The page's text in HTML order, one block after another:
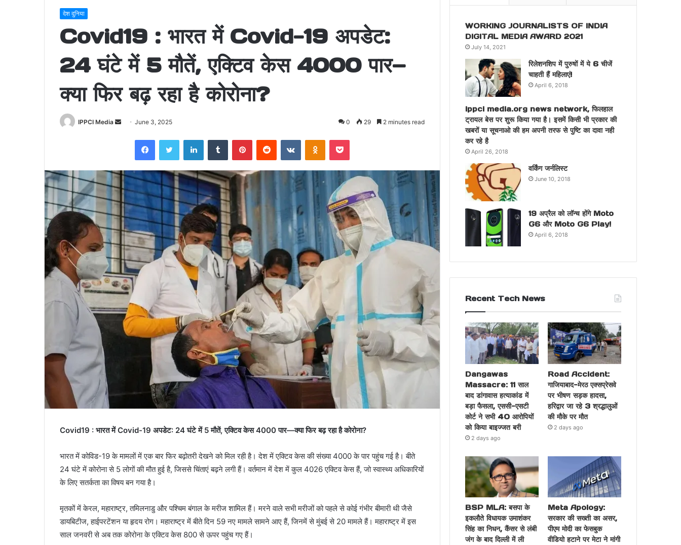
देश दुनिया
Covid19 : भारत में Covid-19 अपडेट:
24 घंटे में 5 मौतें, एक्टिव केस 4000 पार—
क्या फिर बढ़ रहा है कोरोना?
IPPCI Media
SendJune 3, 2025 0 29 2 minutes read
FacebookTwitter LinkedInTumblr PinterestReddit VKontakteOdnoklassniki
Pocket
Covid19 : भारत में Covid-19 अपडेट: 24 घंटे में 5 मौतें, एक्टिव केस 4000 पार—क्या फिर बढ़ रहा है कोरोना?
भारत में कोविड-19 के मामलों में एक बार फिर बढ़ोतरी देखने को मिल रही है। देश में एक्टिव केस की संख्या 4000 के पार पहुंच गई है। बीते
24 घंटे में कोरोना से 5 लोगों की मौत हुई है, जिससे चिंताएं बढ़ने लगी हैं। वर्तमान में देश में कुल 4026 एक्टिव केस हैं, जो स्वास्थ्य अधिकारियों
के लिए सतर्कता का विषय बन गया है।
मृतकों में केरल, महाराष्ट्र, तमिलनाडु और पश्चिम बंगाल के मरीज शामिल हैं। मरने वाले सभी मरीजों को पहले से कोई गंभीर बीमारी थी जैसे
डायबिटीज, हाईपरटेंशन या हृदय रोग। महाराष्ट्र में बीते दिन 59 नए मामले सामने आए हैं, जिनमें से मुंबई से 20 मामले हैं। महाराष्ट्र में इस
साल जनवरी से अब तक कोरोना के एक्टिव केस 800 से ऊपर पहुंच गए हैं।
WORKING JOURNALISTS OF INDIA
DIGITAL MEDIA AWARD 2021
July 14, 2021
रिलेशनशिप में पुरुषों में ये 6 चीजें
चाहती हैं महिलाएं!
April 6, 2018
ippci media.org news network, फिलहाल
ट्रायल बेस पर शुरू किया गया है। इसमें किसी भी प्रकार की
खबरों या सूचनाओ की हम अपनी तरफ से पुष्टि का दावा नही
कर रहे है
April 26, 2018
वर्किंग जर्नलिस्ट
June 10, 2018
19 अप्रैल को लॉन्च होंगे Moto
G6 और Moto G6 Play!
April 6, 2018
Recent Tech News
Dangawas
Massacre: 11 साल
बाद डांगावास हत्याकांड में
बड़ा फैसला, एससी-एसटी
कोर्ट ने सभी 40 आरोपियों
को किया बाइज्जत बरी
2 days ago
Road Accident:
गाजियाबाद-मेरठ एक्सप्रेसवे
पर भीषण सड़क हादसा,
हरिद्वार जा रहे 3 श्रद्धालुओं
की मौके पर मौत
2 days ago
BSP MLA: बसपा के
इकलौते विधायक उमाशंकर
सिंह का निधन, कैंसर से लंबी
जंग के बाद दिल्ली में ली
Meta Apology:
सरकार की सख्ती का असर,
पीएम मोदी का फेसबुक
वीडियो हटाने पर मेटा ने मांगी